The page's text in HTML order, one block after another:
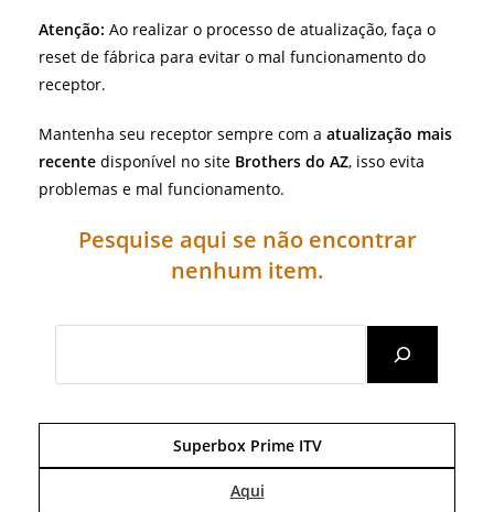
Atenção: Ao realizar o processo de atualização, faça o
reset de fábrica para evitar o mal funcionamento do
receptor.
Mantenha seu receptor sempre com a atualização mais
recente disponível no site Brothers do AZ, isso evita
problemas e mal funcionamento.
Pesquise aqui se não encontrar
nenhum item.
Superbox Prime ITV
Aqui